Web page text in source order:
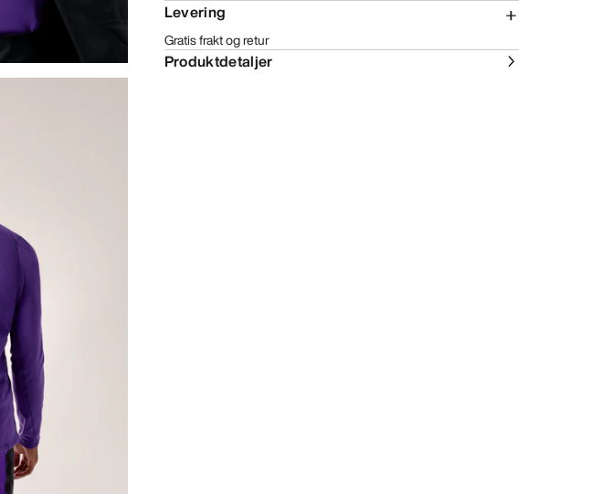
Levering
Gratis frakt og retur
Produktdetaljer